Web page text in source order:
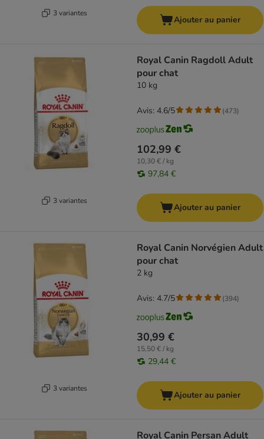
3 variantes
Ajouter au panier
3 variantes
Royal Canin Ragdoll Adult
pour chat
10 kg
102,99 €
10,30 € / kg
97,84 €
Avis: 4.6/5 (473)
Ajouter au panier
3 variantes
Royal Canin Norvégien Adult
pour chat
2 kg
30,99 €
15,50 € / kg
29,44 €
Avis: 4.7/5 (394)
Ajouter au panier
Royal Canin Persan Adult